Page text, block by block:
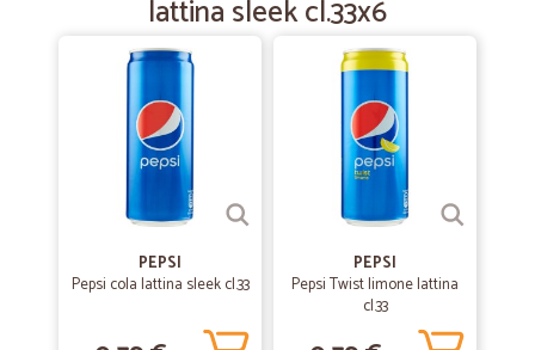
lattina sleek cl.33x6
PEPSI
Pepsi cola lattina sleek cl.33
PEPSI
Pepsi Twist limone lattina
cl.33